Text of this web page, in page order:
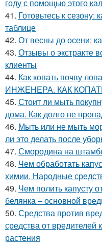
году с помощью этого
41. Готовьтесь к сезону:
таблице
42. От весны до осени:
43. Отзывы о экстракте
клиенты
44. Как копать почву
ИНЖЕНЕРА. КАК
45. Стоит ли мыть
дома. Как долго не
46. Мыть или не мыть
ли это делать после
47. Смородина на
48. Чем обработать
химии. Народные
49. Чем полить капусту
белянка – основной
50. Средства против
средства от вредителей
растения